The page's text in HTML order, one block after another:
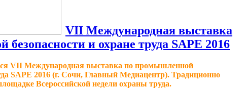
VII Международная выставка
и охране труда SAPE 2016
VII Международная выставка по промышленной
SAPE 2016 (г. Сочи, Главный Медиацентр). Традиционно
Всероссийской недели охраны труда.